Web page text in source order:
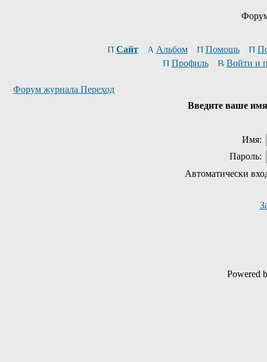
Сайт Альбом Помощь
Профиль
Войти и
Форум журнала Переход
Введите ваше
Имя:
Пароль:
Автоматически
Powered